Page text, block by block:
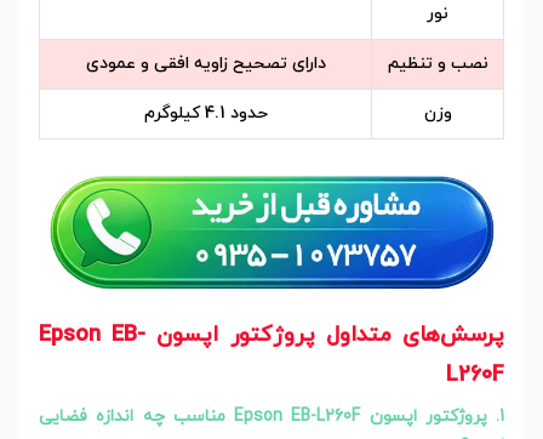
نور
نصب و تنظیم دارای تصحیح زاویه افقی و عمودی
وزن حدود 4.1 کیلوگرم
پرسش‌های متداول پروژکتور اپسون Epson EB-
L260F
1. پروژکتور اپسون Epson EB-L260F مناسب چه اندازه فضایی